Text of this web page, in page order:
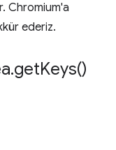
Chromium'a
ederiz.
.getKeys()